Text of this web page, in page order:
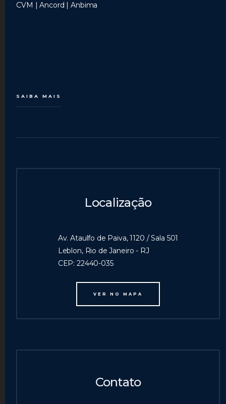
CVM | Ancord | Anbima
SAIBA MAIS
Localização
Av. Ataulfo de Paiva, 1120 / Sala 501
Leblon, Rio de Janeiro - RJ
CEP: 22440-035
VER NO MAPA
Contato